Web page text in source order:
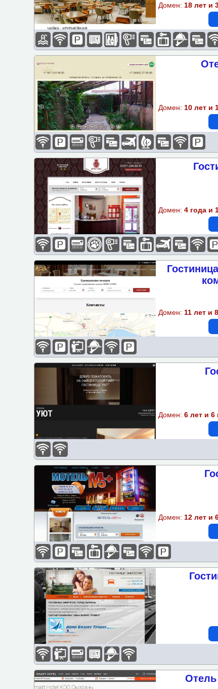
Домен: 18 лет и
Домен: 10 лет и
Домен:4 года и
Домен: 11 лет и
Домен:6 лет и 6
Домен: 12 лет и